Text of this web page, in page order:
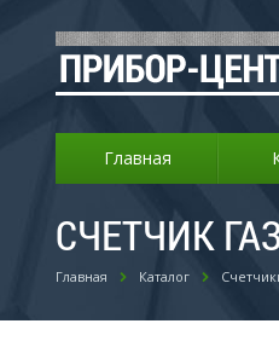
Главная
СЧЕТЧИК
Главная Каталог